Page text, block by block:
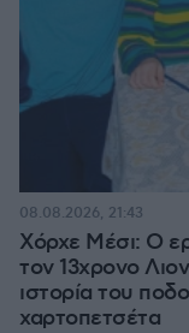
Χόρχε Μέσι: Ο
τον 13χρονο
ιστορία του
χαρτοπετσέτα
08.08.2026, 21:43